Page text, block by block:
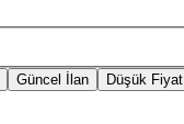
Güncel İlan Düşük Fiyat